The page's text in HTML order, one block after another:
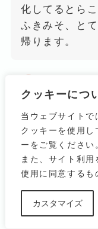
クッキーにつ
当ウェブサイトで
クッキーを使用し
ーをご覧ください
また、サイト利
使用に同意するも
カスタマイズ
化してるとら
ふきみそ、と
帰ります。
今日も深い内
した。私は理
は、もう1度し
にもえらそう
その辺のとこ